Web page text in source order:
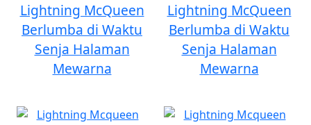
Lightning McQueen
Berlumba di Waktu
Senja Halaman
Mewarna
Lightning McQueen
Berlumba di Waktu
Senja Halaman
Mewarna